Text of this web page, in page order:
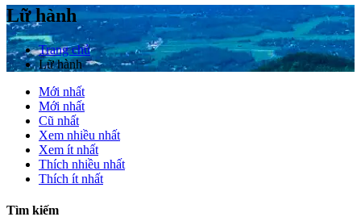
Lữ hành
Trang chủ
Lữ hành
Mới nhất
Mới nhất
Cũ nhất
Xem nhiều nhất
Xem ít nhất
Thích nhiều nhất
Thích ít nhất
Tìm kiếm